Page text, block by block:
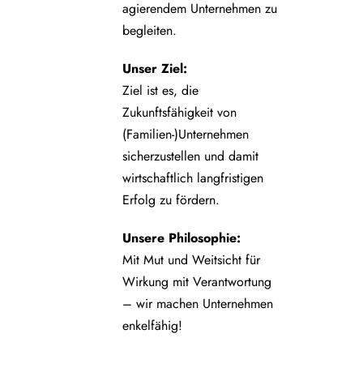
agierendem Unternehmen zu
begleiten.
Unser Ziel:
Ziel ist es, die
Zukunftsfähigkeit von
(Familien-)Unternehmen
sicherzustellen und damit
wirtschaftlich langfristigen
Erfolg zu fördern.
Unsere Philosophie:
Mit Mut und Weitsicht für
Wirkung mit Verantwortung
– wir machen Unternehmen
enkelfähig!